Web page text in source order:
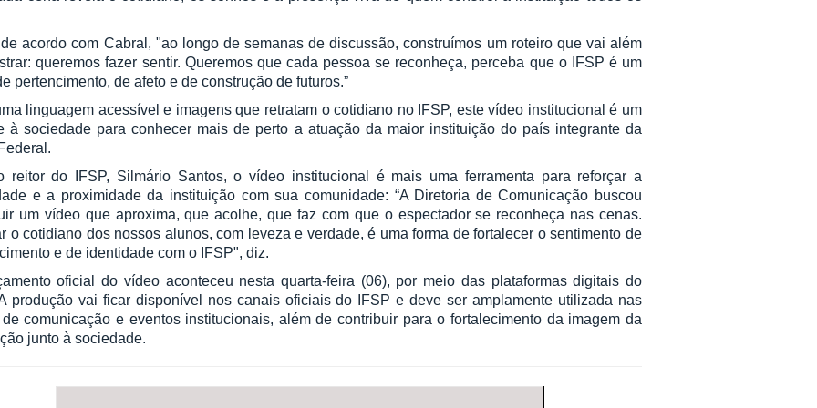
acordo com Cabral, "ao longo de semanas de discussão, construímos um roteiro que vai além
queremos fazer sentir. Queremos que cada pessoa se reconheça, perceba que o IFSP é um
pertencimento, de afeto e de construção de futuros.”
linguagem acessível e imagens que retratam o cotidiano no IFSP, este vídeo institucional é um
à sociedade para conhecer mais de perto a atuação da maior instituição do país integrante da
reitor do IFSP, Silmário Santos, o vídeo institucional é mais uma ferramenta para reforçar a
e a proximidade da instituição com sua comunidade: “A Diretoria de Comunicação buscou
um vídeo que aproxima, que acolhe, que faz com que o espectador se reconheça nas cenas.
o cotidiano dos nossos alunos, com leveza e verdade, é uma forma de fortalecer o sentimento de
e de identidade com o IFSP", diz.
oficial do vídeo aconteceu nesta quarta-feira (06), por meio das plataformas digitais do
produção vai ficar disponível nos canais oficiais do IFSP e deve ser amplamente utilizada nas
comunicação e eventos institucionais, além de contribuir para o fortalecimento da imagem da
junto à sociedade.